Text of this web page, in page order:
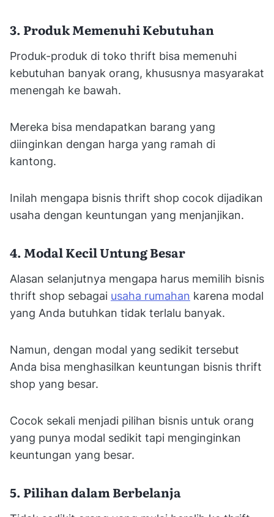
3. Produk Memenuhi Kebutuhan
Produk-produk di toko thrift bisa memenuhi
kebutuhan banyak orang, khususnya masyarakat
menengah ke bawah.
Mereka bisa mendapatkan barang yang
diinginkan dengan harga yang ramah di
kantong.
Inilah mengapa bisnis thrift shop cocok dijadikan
usaha dengan keuntungan yang menjanjikan.
4. Modal Kecil Untung Besar
Alasan selanjutnya mengapa harus memilih bisnis
thrift shop sebagai usaha rumahan karena modal
yang Anda butuhkan tidak terlalu banyak.
Namun, dengan modal yang sedikit tersebut
Anda bisa menghasilkan keuntungan bisnis thrift
shop yang besar.
Cocok sekali menjadi pilihan bisnis untuk orang
yang punya modal sedikit tapi menginginkan
keuntungan yang besar.
5. Pilihan dalam Berbelanja